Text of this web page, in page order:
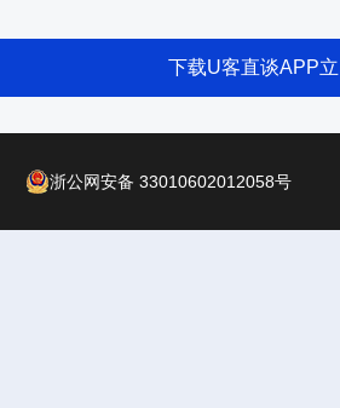
下载U客直谈APP
浙公网安备 33010602012058号